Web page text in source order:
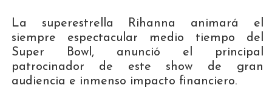
La superestrella Rihanna animará el
siempre espectacular medio tiempo del
Super Bowl, anunció el principal
patrocinador de este show de gran
audiencia e inmenso impacto financiero.